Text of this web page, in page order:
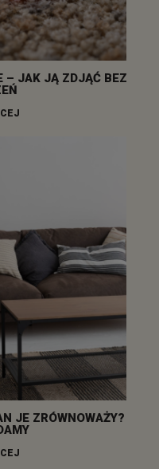
– JAK JĄ ZDJĄĆ BEZ
JE ZRÓWNOWAŻY?